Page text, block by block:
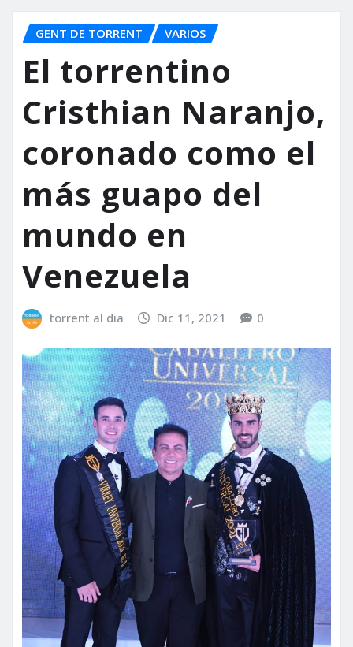
GENT DE TORRENT VARIOS
El torrentino
Cristhian Naranjo,
coronado como el
más guapo del
mundo en
Venezuela
torrent al dia Dic 11, 2021 0